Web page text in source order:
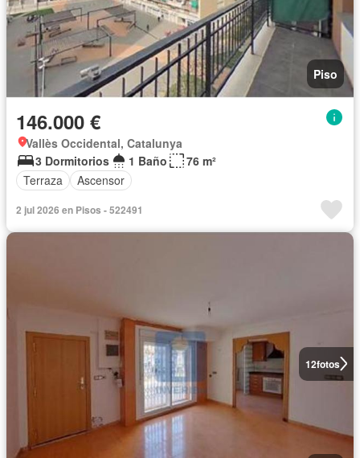
Piso
146.000 €
Vallès Occidental, Catalunya
3 Dormitorios
1 Baño
76 m²
Terraza
Ascensor
2 jul 2026 en Pisos - 522491
12fotos